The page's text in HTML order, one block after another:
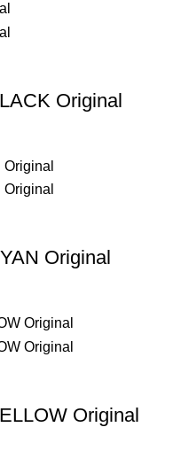
Original
Original
Original